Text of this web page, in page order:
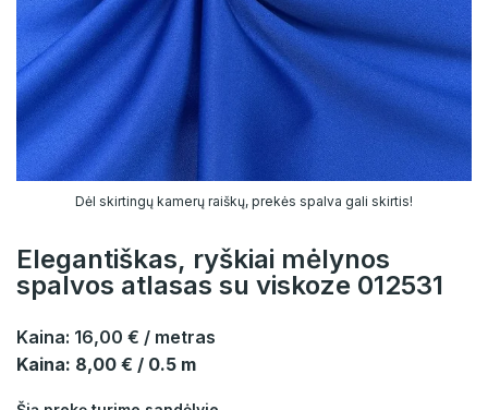
Dėl skirtingų kamerų raiškų, prekės spalva gali skirtis!
Elegantiškas, ryškiai mėlynos
spalvos atlasas su viskoze 012531
Kaina: 16,00 € / metras
Kaina: 8,00 € / 0.5 m